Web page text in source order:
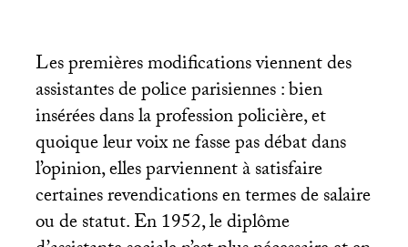
Les premières modifications viennent des
assistantes de police parisiennes : bien
insérées dans la profession policière, et
quoique leur voix ne fasse pas débat dans
l’opinion, elles parviennent à satisfaire
certaines revendications en termes de salaire
ou de statut. En 1952, le diplôme